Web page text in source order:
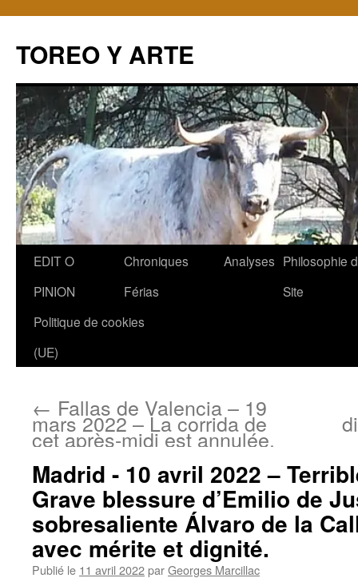
TOREO Y ARTE
Aller
contenu
EDIT O
PINION
Chroniques
Férias
Analyses Philosophie
Site
Politique de cookies
(UE)
← Fallas de Valencia – 19
mars 2022 – La corrida de
cet après-midi est annulée.
Madrid - 10 avril 2022 –
Grave blessure d’Emilio de
sobresaliente Álvaro de la
avec mérite et dignité.
Publié le 11 avril 2022parGeorges Marcillac